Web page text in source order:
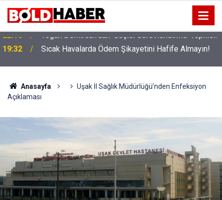
19:32 Sıcak Havalarda Ödem Şikayetini Hafife Almayın!
Anasayfa
Uşak İl Sağlık Müdürlüğü’nden Enfeksiyon
Açıklaması